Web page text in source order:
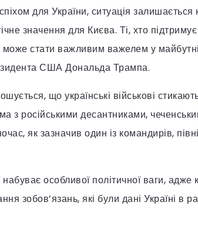
для України, ситуація
значення для Києва. Ті, хто
стати важливим важелем у
США Дональда Трампа.
що українські військові
з російськими десантниками,
як зазначив один із командирів,
набуває особливої політичної ваги,
зобов’язань, які були дані Україні